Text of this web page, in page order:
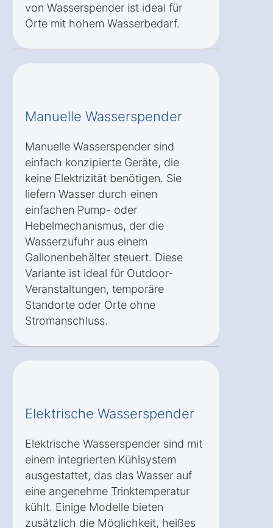
von Wasserspender ist ideal für
Orte mit hohem Wasserbedarf.
Manuelle Wasserspender
Manuelle Wasserspender sind
einfach konzipierte Geräte, die
keine Elektrizität benötigen. Sie
liefern Wasser durch einen
einfachen Pump- oder
Hebelmechanismus, der die
Wasserzufuhr aus einem
Gallonenbehälter steuert. Diese
Variante ist ideal für Outdoor-
Veranstaltungen, temporäre
Standorte oder Orte ohne
Stromanschluss.
Elektrische Wasserspender
Elektrische Wasserspender sind mit
einem integrierten Kühlsystem
ausgestattet, das das Wasser auf
eine angenehme Trinktemperatur
kühlt. Einige Modelle bieten
zusätzlich die Möglichkeit, heißes